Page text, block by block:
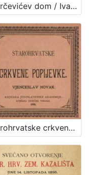
Starčevićev dom / Ivan Standl
Starohrvatske crkvene popijevke / ukajdio ih, harmonizovao i tekstove im priudesio Vjenceslav Novak